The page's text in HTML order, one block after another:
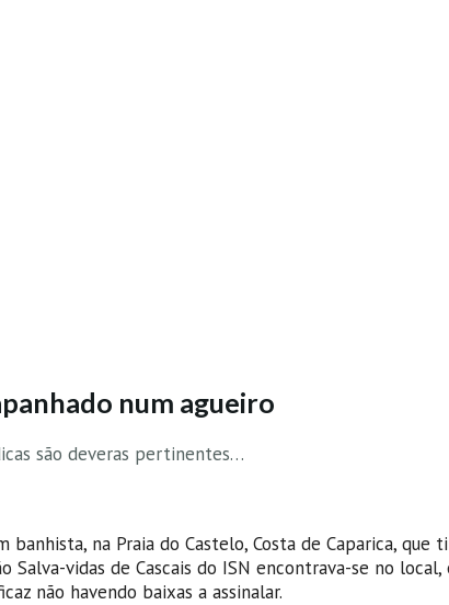
num agueiro
são deveras pertinentes…
na Praia do Castelo, Costa de Caparica, que
Salva-vidas de Cascais do ISN encontrava-se no
não havendo baixas a assinalar.